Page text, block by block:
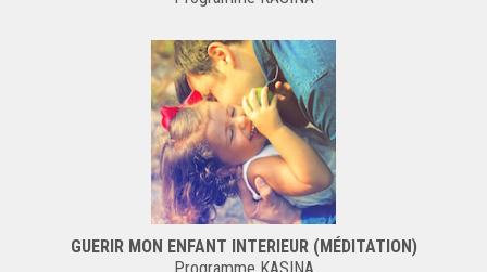
GUERIR MON ENFANT INTERIEUR (MÉDITATION)